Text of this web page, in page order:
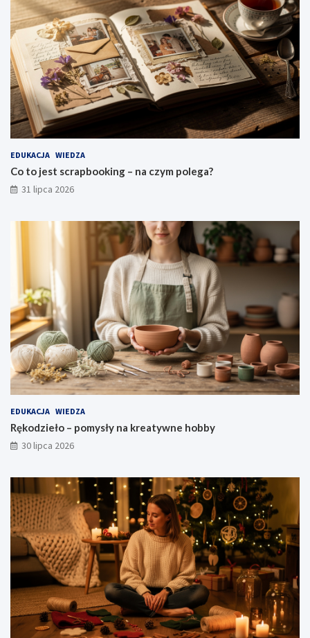
EDUKACJA WIEDZA
Co to jest scrapbooking – na czym polega?
31 lipca 2026
EDUKACJA WIEDZA
Rękodzieło – pomysły na kreatywne hobby
30 lipca 2026